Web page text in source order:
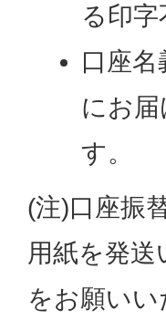
る印
口座
にお
す。
(注)口座振
用紙を発
をお願いい